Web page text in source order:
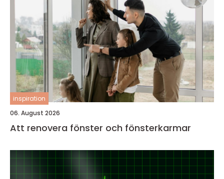
inspiration
06. August 2026
Att renovera fönster och fönsterkarmar